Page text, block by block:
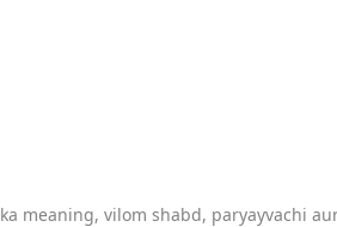
ka meaning, vilom shabd, paryayvachi